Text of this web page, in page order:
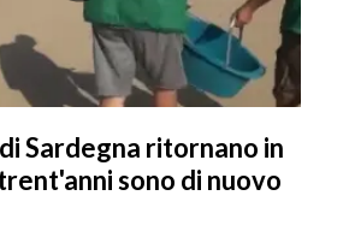
Sardegna ritornano in
sono di nuovo